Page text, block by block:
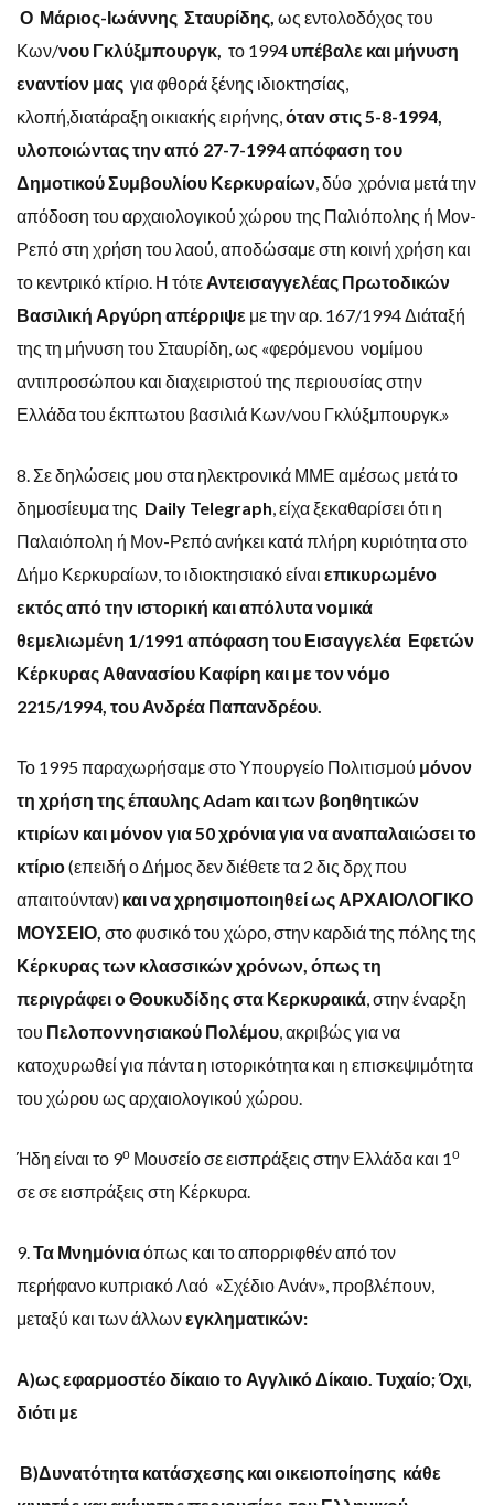
Ο Μάριος-Ιωάννης Σταυρίδης, ως εντολοδόχος του
Κων/νου Γκλύξμπουργκ, το 1994 υπέβαλε και μήνυση
εναντίον μας για φθορά ξένης ιδιοκτησίας,
κλοπή,διατάραξη οικιακής ειρήνης, όταν στις 5-8-1994,
υλοποιώντας την από 27-7-1994 απόφαση του
Δημοτικού Συμβουλίου Κερκυραίων , δύο χρόνια μετά την
απόδοση του αρχαιολογικού χώρου της Παλιόπολης ή Μον-
Ρεπό στη χρήση του λαού, αποδώσαμε στη κοινή χρήση και
το κεντρικό κτίριο. Η τότε Αντεισαγγελέας Πρωτοδικών
Βασιλική Αργύρη απέρριψε με την αρ. 167/1994 Διάταξή
της τη μήνυση του Σταυρίδη, ως «φερόμενου νομίμου
αντιπροσώπου και διαχειριστού της περιουσίας στην
Ελλάδα του έκπτωτου βασιλιά Κων/νου Γκλύξμπουργκ.»
8. Σε δηλώσεις μου στα ηλεκτρονικά ΜΜΕ αμέσως μετά το
δημοσίευμα της Daily Telegraph , είχα ξεκαθαρίσει ότι η
Παλαιόπολη ή Μον-Ρεπό ανήκει κατά πλήρη κυριότητα στο
Δήμο Κερκυραίων, το ιδιοκτησιακό είναι επικυρωμένο
εκτός από την ιστορική και απόλυτα νομικά
θεμελιωμένη 1/1991 απόφαση του Εισαγγελέα Εφετών
Κέρκυρας Αθανασίου Καφίρη και με τον νόμο
2215/1994, του Ανδρέα Παπανδρέου.
Το 1995 παραχωρήσαμε στο Υπουργείο Πολιτισμού μόνον
τη χρήση της έπαυλης Adam και των βοηθητικών
κτιρίων και μόνον για 50 χρόνια για να αναπαλαιώσει το
κτίριο(επειδή ο Δήμος δεν διέθετε τα 2 δις δρχ που
απαιτούνταν) και να χρησιμοποιηθεί ως ΑΡΧΑΙΟΛΟΓΙΚΟ
ΜΟΥΣΕΙΟ, στο φυσικό του χώρο, στην καρδιά της πόλης της
Κέρκυρας των κλασσικών χρόνων, όπως τη
περιγράφει ο Θουκυδίδης στα Κερκυραικά , στην έναρξη
του Πελοποννησιακού Πολέμου , ακριβώς για να
κατοχυρωθεί για πάντα η ιστορικότητα και η επισκεψιμότητα
του χώρου ως αρχαιολογικού χώρου.
Ήδη είναι το 9ο Μουσείο σε εισπράξεις στην Ελλάδα και 1ο
σε σε εισπράξεις στη Κέρκυρα.
9. Τα Μνημόνιαόπως και το απορριφθέν από τον
περήφανο κυπριακό Λαό «Σχέδιο Ανάν», προβλέπουν,
μεταξύ και των άλλωνεγκληματικών:
Α)ως εφαρμοστέο δίκαιο το Αγγλικό Δίκαιο. Τυχαίο; Όχι,
διότι με
Β)Δυνατότητα κατάσχεσης και οικειοποίησης κάθε